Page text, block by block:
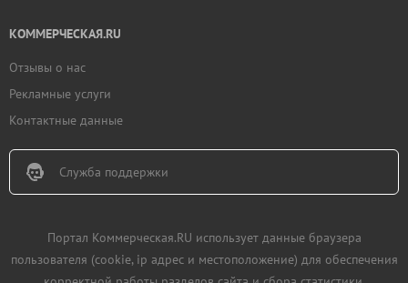
КОММЕРЧЕСКАЯ.RU
Отзывы о нас
Рекламные услуги
Контактные данные
Служба поддержки
Портал Коммерческая.RU использует данные браузера
пользователя (cookie, ip адрес и местоположение) для обеспечения